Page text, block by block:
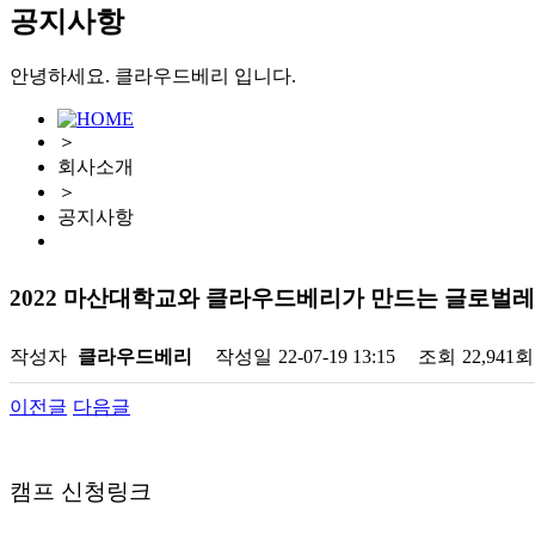
공지사항
안녕하세요. 클라우드베리 입니다.
＞
회사소개
＞
공지사항
2022 마산대학교와 클라우드베리가 만드는 글로벌
작성자 클라우드베리 작성일 22-07-19 13:15 조회 22,941회
이전글 다음글
캠프 신청링크